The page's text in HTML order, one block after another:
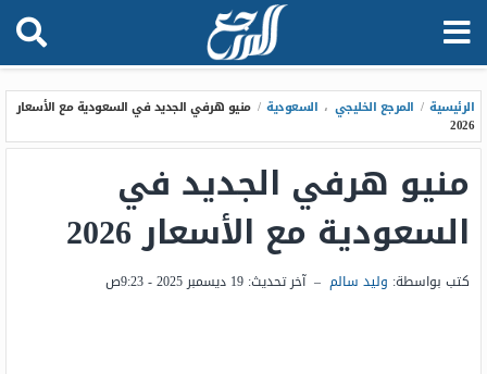
الرئيسية / المرجع الخليجي ، السعودية / منيو هرفي الجديد في السعودية مع الأسعار
2026
منيو هرفي الجديد في
السعودية مع الأسعار 2026
كتب بواسطة: وليد سالم – آخر تحديث: 19 ديسمبر 2025 - 9:23ص